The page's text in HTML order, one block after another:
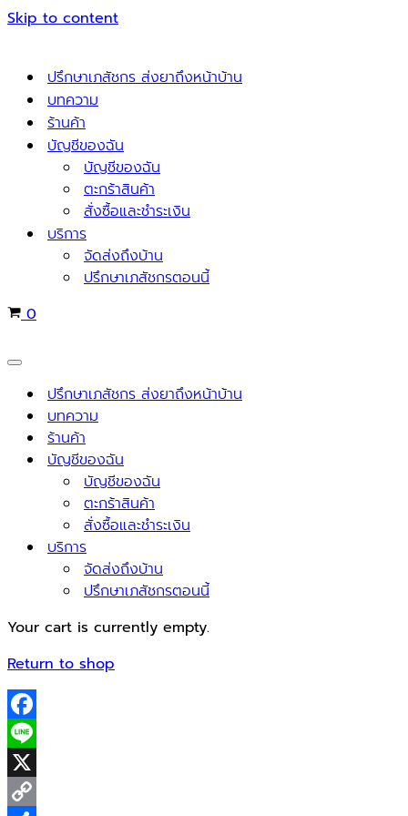
Skip to content
ปรึกษาเภสัชกร ส่งยาถึงหน้าบ้าน
บทความ
ร้านค้า
บัญชีของฉัน
บัญชีของฉัน
ตะกร้าสินค้า
สั่งซื้อและชำระเงิน
บริการ
จัดส่งถึงบ้าน
ปรึกษาเภสัชกรตอนนี้
Cart
0
Navigation
Menu ปรึกษาเภสัชกร ส่งยาถึงหน้าบ้าน
บทความ
ร้านค้า
บัญชีของฉัน
บัญชีของฉัน
ตะกร้าสินค้า
สั่งซื้อและชำระเงิน
บริการ
จัดส่งถึงบ้าน
ปรึกษาเภสัชกรตอนนี้
Your cart is currently empty.
Return to shop
Facebook
Line
X